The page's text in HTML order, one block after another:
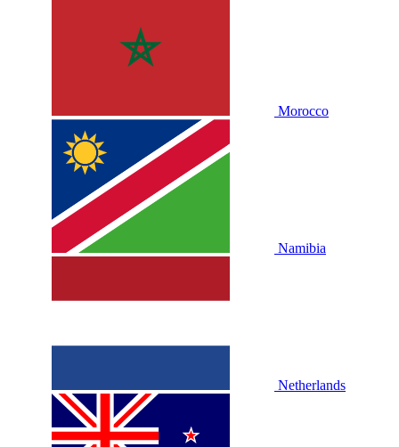
Morocco
Namibia
Netherlands